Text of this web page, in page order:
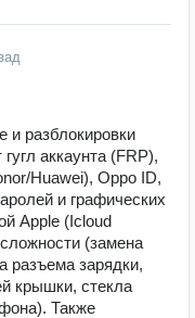
и разблокировки
аккаунта (FRP),
Huawei), Oppo ID,
и графических
Apple (Icloud
(замена
разъема зарядки,
крышки, стекла
Также